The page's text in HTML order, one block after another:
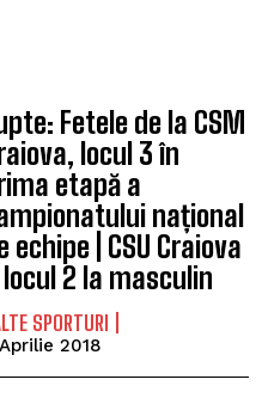
Fetele de la CSM
locul 3 în
etapă a
național
echipe | CSU Craiova
2 la masculin
SPORTURI
2018